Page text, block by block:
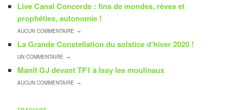
Live Canal Concorde : fins de mondes, rêves et
prophéties, autonomie !
AUCUNCOMMENTAIRE →
La Grande Constellation du solstice d’hiver 2020 !
UNCOMMENTAIRE →
Manif GJ devant TF1 à Issy les moulinaux
AUCUNCOMMENTAIRE →